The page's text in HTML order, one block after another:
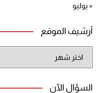
« يوليو
أرشيف الموقع
الموقع
السؤال الآن